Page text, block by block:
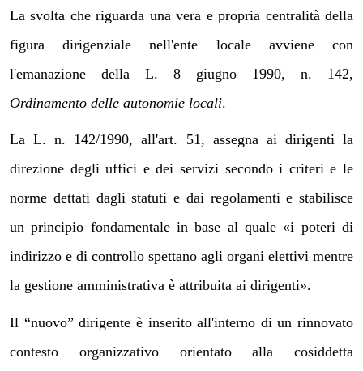
La svolta che riguarda una vera e propria centralità della
figura dirigenziale nell'ente locale avviene con
l'emanazione della L. 8 giugno 1990, n. 142,
Ordinamento delle autonomie locali.
La L. n. 142/1990, all'art. 51, assegna ai dirigenti la
direzione degli uffici e dei servizi secondo i criteri e le
norme dettati dagli statuti e dai regolamenti e stabilisce
un principio fondamentale in base al quale «i poteri di
indirizzo e di controllo spettano agli organi elettivi mentre
la gestione amministrativa è attribuita ai dirigenti».
Il “nuovo” dirigente è inserito all'interno di un rinnovato
contesto organizzativo orientato alla cosiddetta